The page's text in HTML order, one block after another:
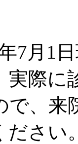
7月1
実際に
で、来
さい。